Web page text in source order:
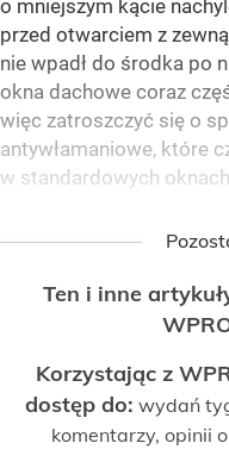
o mniejszym kącie
przed otwarciem z
nie wpadł do środka po
okna dachowe coraz
więc zatroszczyć się o
antywłamaniowe, które
w standardowych
Ten i inne
Korzystając z
dostęp do: wydań
komentarzy, opinii